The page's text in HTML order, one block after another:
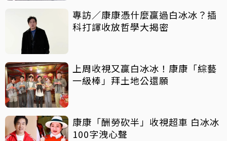
專訪／康康憑什麼贏過白冰冰？插
科打諢收放哲學大揭密
上周收視又贏白冰冰！康康「綜藝
一級棒」拜土地公還願
康康「酬勞砍半」收視超車 白冰冰
100字洩心聲